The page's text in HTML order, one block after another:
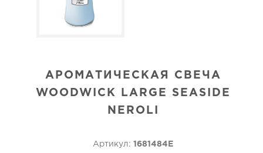
АРОМАТИЧЕСКАЯ СВЕЧА
WOODWICK LARGE SEASIDE
NEROLI
Артикул: 1681484E